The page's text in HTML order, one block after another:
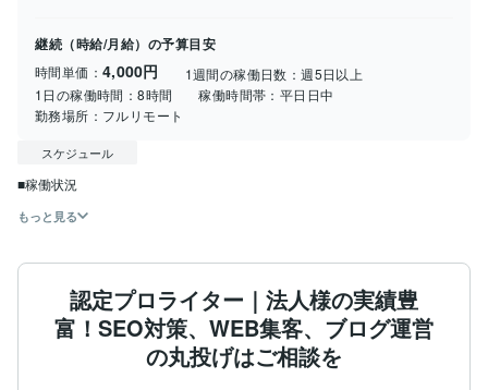
継続（時給/月給）の予算目安
時間単価： 4,000円 1週間の稼働日数：週5日以上
1日の稼働時間：8時間 稼働時間帯： 平日日中
勤務場所： フルリモート
スケジュール
■稼働状況
もっと見る
認定プロライター｜法人様の実績豊
富！SEO対策、WEB集客、ブログ運営
の丸投げはご相談を